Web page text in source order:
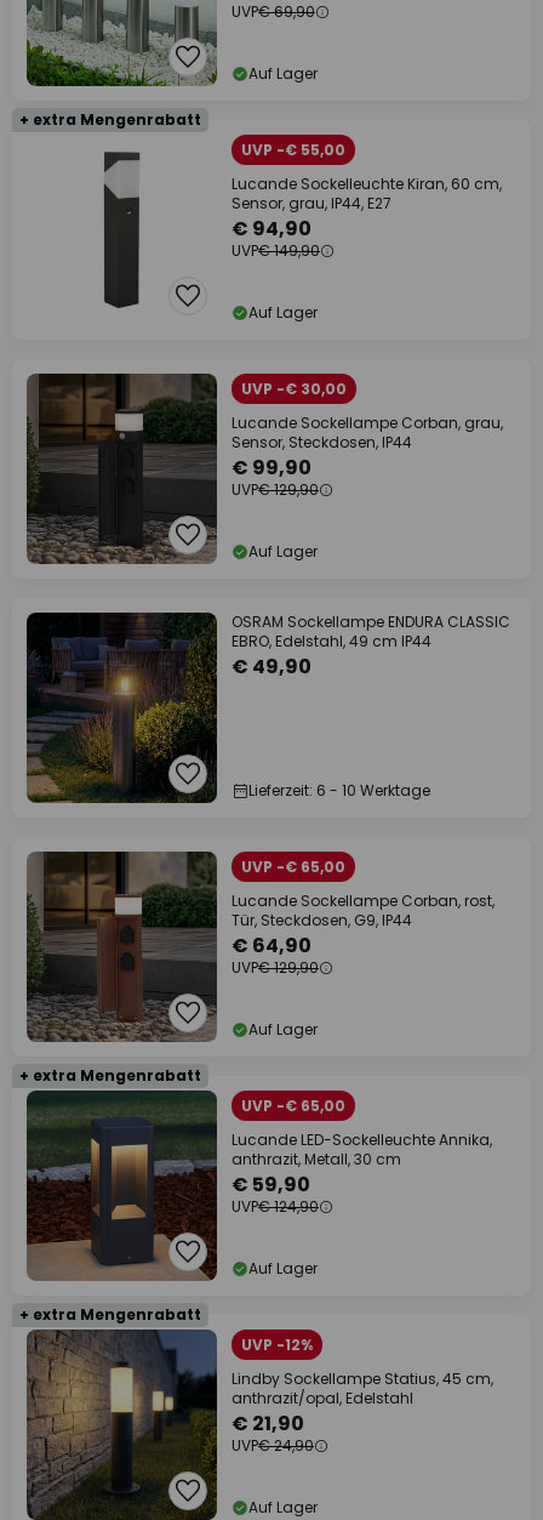
UVP€ 69,90
Auf Lager
+ extra Mengenrabatt
UVP -€ 55,00
Lucande Sockelleuchte Kiran, 60 cm,
Sensor, grau, IP44, E27
€ 94,90
UVP€ 149,90
Auf Lager
UVP -€ 30,00
Lucande Sockellampe Corban, grau,
Sensor, Steckdosen, IP44
€ 99,90
UVP€ 129,90
Auf Lager
OSRAM Sockellampe ENDURA CLASSIC
EBRO, Edelstahl, 49 cm IP44
€ 49,90
Lieferzeit: 6 - 10 Werktage
UVP -€ 65,00
Lucande Sockellampe Corban, rost,
Tür, Steckdosen, G9, IP44
€ 64,90
UVP€ 129,90
Auf Lager
+ extra Mengenrabatt
UVP -€ 65,00
Lucande LED-Sockelleuchte Annika,
anthrazit, Metall, 30 cm
€ 59,90
UVP€ 124,90
Auf Lager
+ extra Mengenrabatt
UVP -12%
Lindby Sockellampe Statius, 45 cm,
anthrazit/opal, Edelstahl
€ 21,90
UVP€ 24,90
Auf Lager